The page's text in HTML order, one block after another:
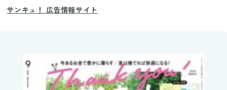
サンキュ！ 広告情報サイト